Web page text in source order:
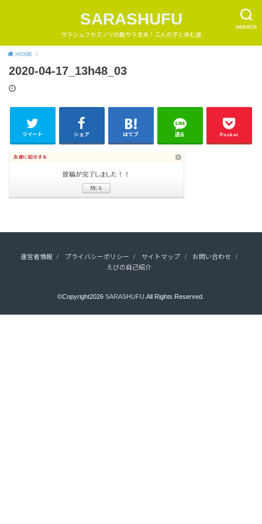
SEARCH
SARASHUFU
サラシュフカズノリの脱サラ主夫！三人の子と歩む道
HOME
2020-04-17_13h48_03
ツイート シェア はてブ 送る Pocket
運営者情報 プライバシーポリシー サイトマップ
お問い合わせ
えびの自己紹介
©Copyright2026SARASHUFU.All Rights Reserved.